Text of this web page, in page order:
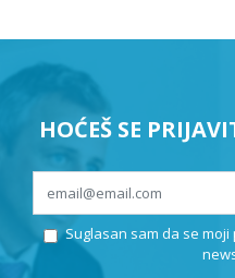
HOĆEŠ SE
Suglasan sam da se